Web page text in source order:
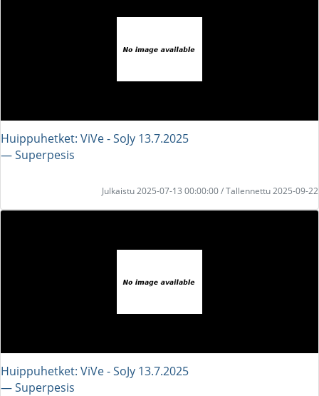
Huippuhetket: ViVe - SoJy 13.7.2025
― Superpesis
Julkaistu 2025-07-13 00:00:00 / Tallennettu 2025-09-22
Huippuhetket: ViVe - SoJy 13.7.2025
― Superpesis